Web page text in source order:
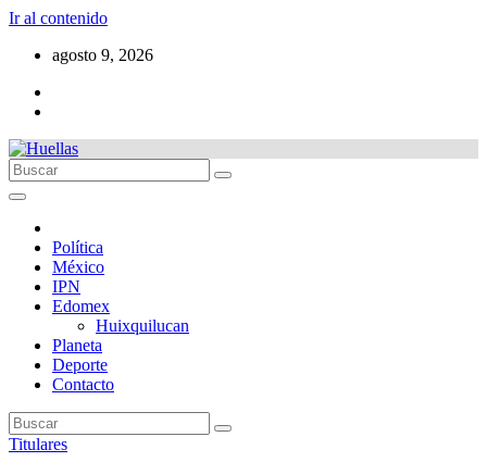
Ir al contenido
agosto 9, 2026
Política
México
IPN
Edomex
Huixquilucan
Planeta
Deporte
Contacto
Titulares